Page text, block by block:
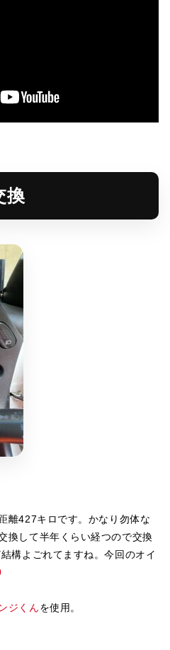
換
離427キロです。かなり勿体な
換して半年くらい経つので交換
構よごれてますね。今回のオイ
ジくんを使用。